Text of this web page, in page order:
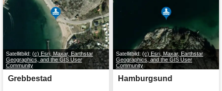
Satellitbild: (c) Esri, Maxar, Earthstar
Geographics, and the GIS User
Community
Grebbestad
Satellitbild: (c) Esri, Maxar, Earthstar
Geographics, and the GIS User
Community
Hamburgsund